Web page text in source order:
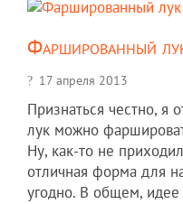
Фаршированный
17 апреля 2013
Признаться честно, я
лук можно
Ну, как-то не
отличная форма для
угодно. В общем, идее